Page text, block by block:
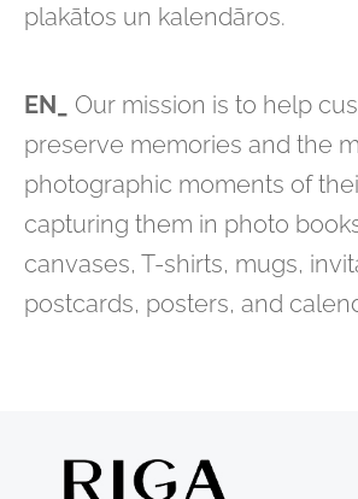
plakātos un kalendāros.
EN_
Our mission is to help
preserve memories and the
photographic moments of
capturing them in photo
canvases, T-shirts, mugs,
postcards, posters, and